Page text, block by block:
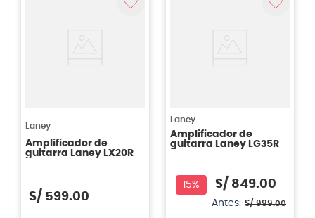
Laney
Amplificador de
guitarra Laney LX20R
S/ 599.00
Laney
Amplificador de
guitarra Laney LG35R
15% S/ 849.00
Antes: S/ 999.00